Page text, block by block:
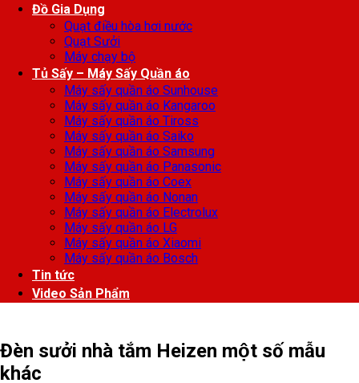
Đồ Gia Dụng
Quạt điều hòa hơi nước
Quạt Sưởi
Máy chạy bộ
Tủ Sấy – Máy Sấy Quần áo
Máy sấy quần áo Sunhouse
Máy sấy quần áo Kangaroo
Máy sấy quần áo Tiross
Máy sấy quần áo Saiko
Máy sấy quần áo Samsung
Máy sấy quần áo Panasonic
Máy sấy quần áo Coex
Máy sấy quần áo Nonan
Máy sấy quần áo Electrolux
Máy sấy quần áo LG
Máy sấy quần áo Xiaomi
Máy sấy quần áo Bosch
Tin tức
Video Sản Phẩm
Đèn sưởi nhà tắm Heizen một số mẫu
khác